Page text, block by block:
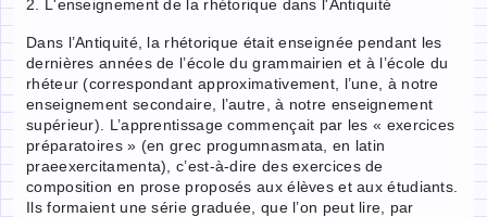
2. L'enseignement de la rhétorique dans l'Antiquité
Dans l’Antiquité, la rhétorique était enseignée pendant les
dernières années de l’école du grammairien et à l’école du
rhéteur (correspondant approximativement, l’une, à notre
enseignement secondaire, l’autre, à notre enseignement
supérieur). L’apprentissage commençait par les « exercices
préparatoires » (en grec progumnasmata, en latin
praeexercitamenta), c’est-à-dire des exercices de
composition en prose proposés aux élèves et aux étudiants.
Ils formaient une série graduée, que l’on peut lire, par